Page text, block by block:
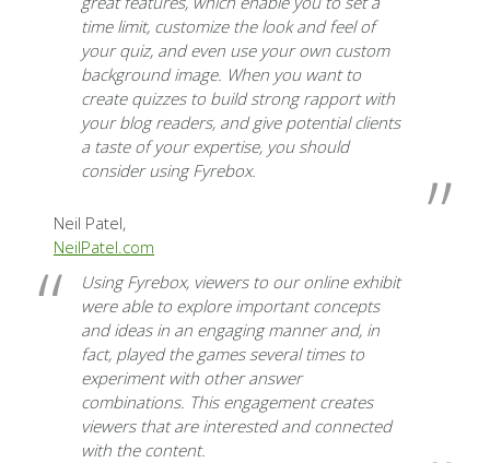
time limit, customize the look and feel of
your quiz, and even use your own custom
background image. When you want to
create quizzes to build strong rapport with
your blog readers, and give potential clients
a taste of your expertise, you should
consider using Fyrebox.
Neil Patel,
NeilPatel.com
Using Fyrebox, viewers to our online exhibit
were able to explore important concepts
and ideas in an engaging mannerand, in
fact, played the games several times to
experiment with other answer
combinations. This engagement creates
viewers that are interested and connected
with the content.